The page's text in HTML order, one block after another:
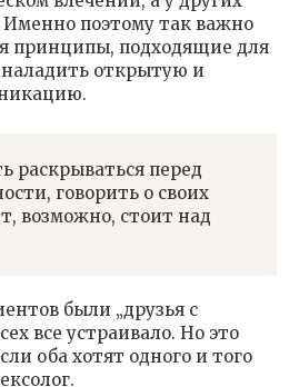
поэтому так важно
принципы, подходящие для
открытую и
раскрываться перед
говорить о своих
возможно, стоит над
были „друзья с
все устраивало. Но это
оба хотят одного и того